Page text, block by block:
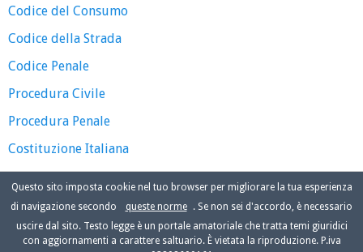
Codice del Consumo
Codice della Strada
Codice Penale
Procedura Civile
Procedura Penale
Costituzione Italiana
Questo sito imposta cookie nel tuo browser per migliorare la tua esperienza
di navigazione secondo
queste norme
. Se non sei d'accordo, è necessario
uscire dal sito. Testo legge è un portale amatoriale che tratta temi giuridici
con aggiornamenti a carattere saltuario. È vietata la riproduzione. P.iva